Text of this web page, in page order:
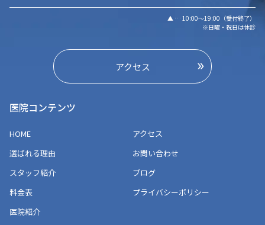
▲ … 10:00～19:00（受付終了）
※日曜・祝日は休診
アクセス
医院コンテンツ
HOME
選ばれる理由
スタッフ紹介
料金表
医院紹介
アクセス
お問い合わせ
ブログ
プライバシーポリシー